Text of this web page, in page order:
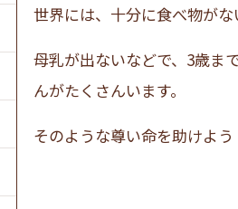
世界には、十分に食べ物がな
母乳が出ないなどで、3歳ま
んがたくさんいます。
そのような尊い命を助けよう